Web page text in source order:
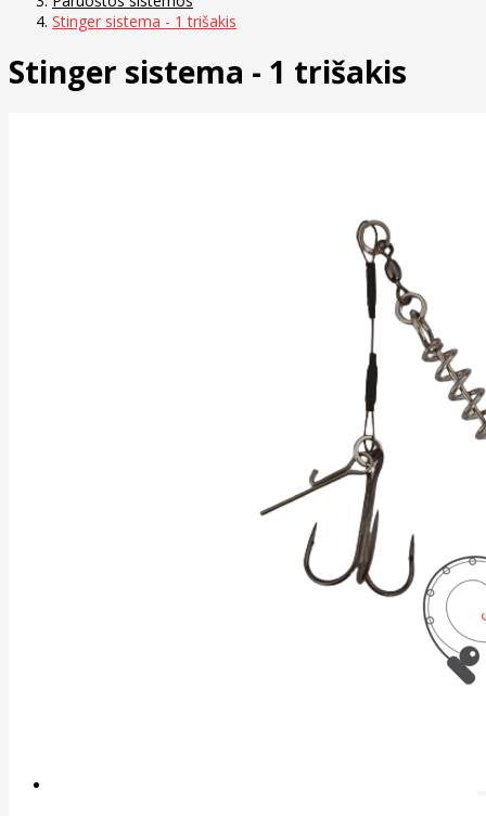
Stinger sistema - 1 trišakis
Stinger sistema - 1 trišakis